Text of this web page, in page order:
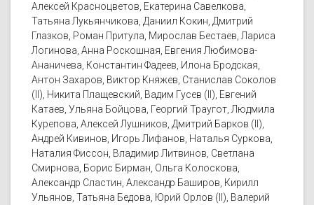
Алексей Красноцветов, Екатерина Савелкова,
Татьяна Лукьянчикова, Даниил Кокин, Дмитрий
Глазков, Роман Притула, Мирослав Бестаев, Лариса
Логинова, Анна Роскошная, Евгения Любимова-
Ананичева, Константин Фадеев, Илона Бродская,
Антон Захаров, Виктор Княжев, Станислав Соколов
(II), Никита Плащевский, Вадим Гусев (II), Евгений
Катаев, Ульяна Бойцова, Георгий Траугот, Людмила
Курепова, Алексей Лушников, Дмитрий Барков (II),
Андрей Кивинов, Игорь Лифанов, Наталья Суркова,
Наталия Фиссон, Владимир Литвинов, Светлана
Смирнова, Борис Бирман, Ольга Колоскова,
Александр Сластин, Александр Баширов, Кирилл
Ульянов, Татьяна Бедова, Юрий Орлов (II), Валерий